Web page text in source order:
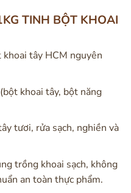
TINH BỘT KHOAI
tây HCM nguyên
khoai tây, bột năng
tươi, rửa sạch, nghiền và
trồng khoai sạch, không
an toàn thực phẩm.